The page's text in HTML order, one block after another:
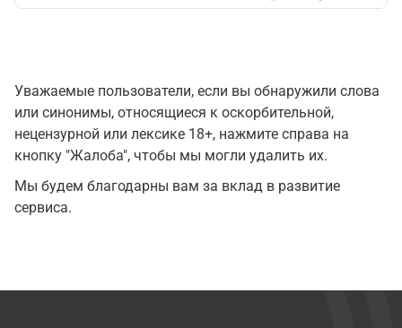
Уважаемые пользователи, если вы обнаружили слова
или синонимы, относящиеся к оскорбительной,
нецензурной или лексике 18+, нажмите справа на
кнопку "Жалоба", чтобы мы могли удалить их.
Мы будем благодарны вам за вклад в развитие
сервиса.